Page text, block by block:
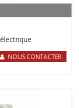
NOUS CONTACTER